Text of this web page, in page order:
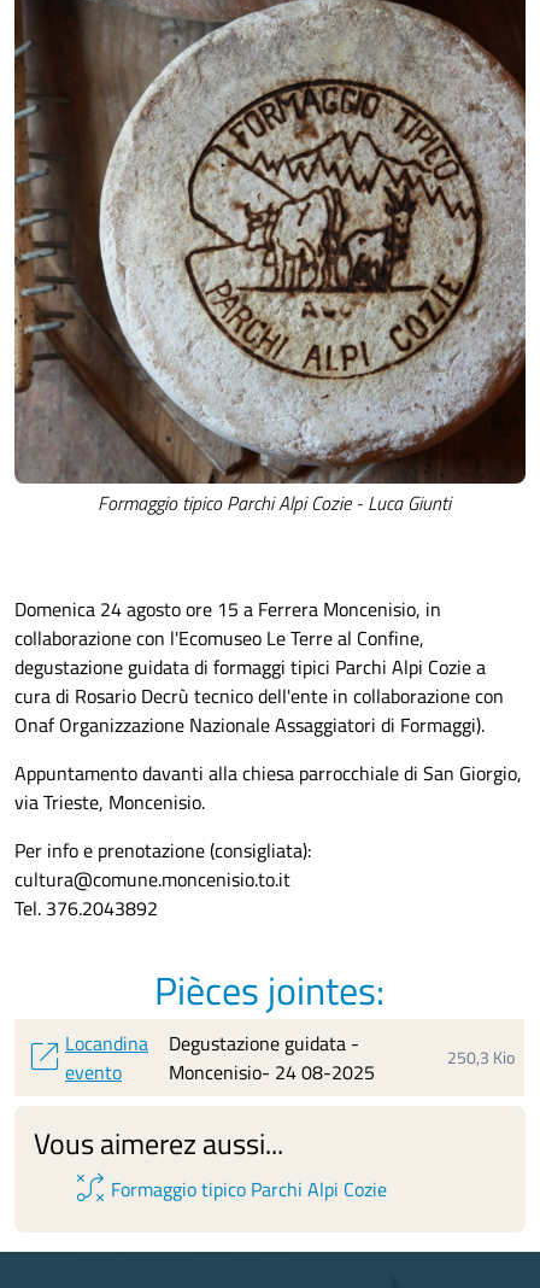
Formaggio tipico Parchi Alpi Cozie - Luca Giunti
Domenica 24 agosto ore 15 a Ferrera Moncenisio, in
collaborazione con l'Ecomuseo Le Terre al Confine,
degustazione guidata di formaggi tipici Parchi Alpi Cozie a
cura di Rosario Decrù tecnico dell'ente in collaborazione con
Onaf Organizzazione Nazionale Assaggiatori di Formaggi).
Appuntamento davanti alla chiesa parrocchiale di San Giorgio,
via Trieste, Moncenisio.
Per info e prenotazione (consigliata):
cultura@comune.moncenisio.to.it
Tel. 376.2043892
Pièces jointes:
open_in_new Locandina
evento
Degustazione guidata -
Moncenisio- 24 08-2025
250,3 Kio
Vous aimerez aussi...
tactic Formaggio tipico Parchi Alpi Cozie